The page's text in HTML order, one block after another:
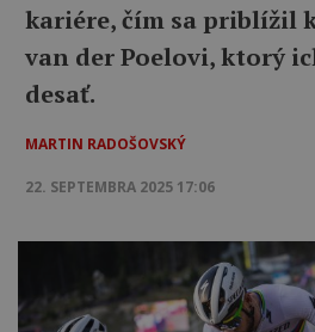
kariére, čím sa priblížil
van der Poelovi, ktorý
desať.
MARTIN RADOŠOVSKÝ
22. SEPTEMBRA 2025 17:06